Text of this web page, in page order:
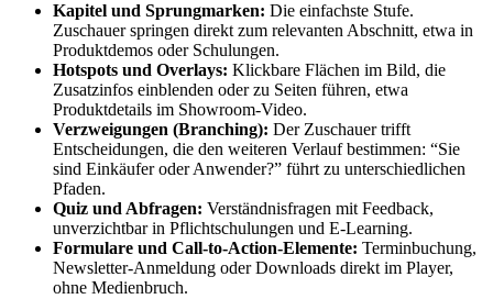
Kapitel und Sprungmarken: Die einfachste Stufe.
Zuschauer springen direkt zum relevanten Abschnitt, etwa in
Produktdemos oder Schulungen.
Hotspots und Overlays: Klickbare Flächen im Bild, die
Zusatzinfos einblenden oder zu Seiten führen, etwa
Produktdetails im Showroom-Video.
Verzweigungen (Branching): Der Zuschauer trifft
Entscheidungen, die den weiteren Verlauf bestimmen: “Sie
sind Einkäufer oder Anwender?” führt zu unterschiedlichen
Pfaden.
Quiz und Abfragen: Verständnisfragen mit Feedback,
unverzichtbar in Pflichtschulungen und E-Learning.
Formulare und Call-to-Action-Elemente: Terminbuchung,
Newsletter-Anmeldung oder Downloads direkt im Player,
ohne Medienbruch.